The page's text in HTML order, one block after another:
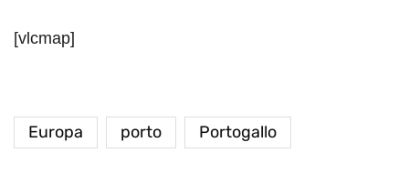
[vlcmap]
Europa porto Portogallo